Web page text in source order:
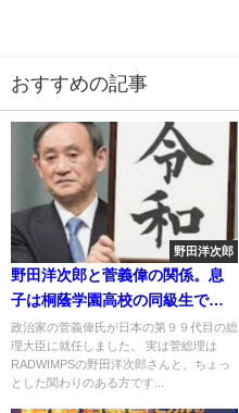
おすすめの記事
野田洋次郎
野田洋次郎と菅義偉の関係。息
子は桐蔭学園高校の同級生で友
達[画像]
政治家の菅義偉氏が日本の第９９代目の総
理大臣に就任しました。 実は菅総理は
RADWIMPSの野田洋次郎さんと、ちょっ
とした関わりのある方です...